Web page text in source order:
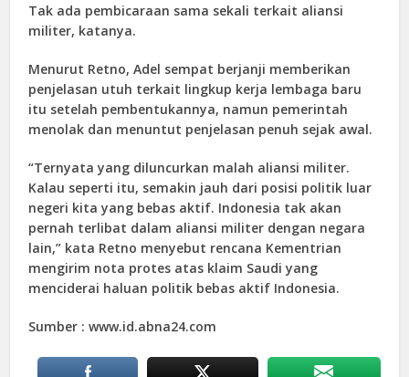
Tak ada pembicaraan sama sekali terkait aliansi
militer, katanya.
Menurut Retno, Adel sempat berjanji memberikan
penjelasan utuh terkait lingkup kerja lembaga baru
itu setelah pembentukannya, namun pemerintah
menolak dan menuntut penjelasan penuh sejak awal.
“Ternyata yang diluncurkan malah aliansi militer.
Kalau seperti itu, semakin jauh dari posisi politik luar
negeri kita yang bebas aktif. Indonesia tak akan
pernah terlibat dalam aliansi militer dengan negara
lain,” kata Retno menyebut rencana Kementrian
mengirim nota protes atas klaim Saudi yang
menciderai haluan politik bebas aktif Indonesia.
Sumber : www.id.abna24.com